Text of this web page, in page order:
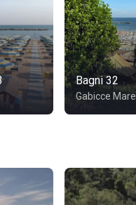
Bagni 32
Gabicce Mare